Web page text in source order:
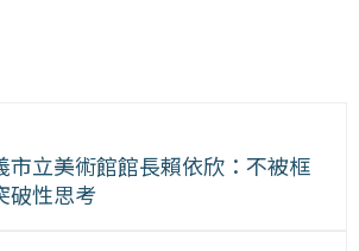
市立美術館館長賴依欣：不被框
破性思考